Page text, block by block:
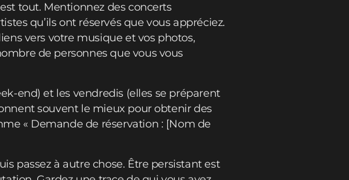
tout. Mentionnez des concerts
qu’ils ont réservés que vous appréciez.
vers votre musique et vos photos,
de personnes que vous vous
end) et les vendredis (elles se préparent
souvent le mieux pour obtenir des
« Demande de réservation : [Nom de
passez à autre chose. Être persistant est